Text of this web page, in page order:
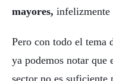
mayores, infelizmente
Pero con todo el tema
ya podemos notar que
sector no es suficiente